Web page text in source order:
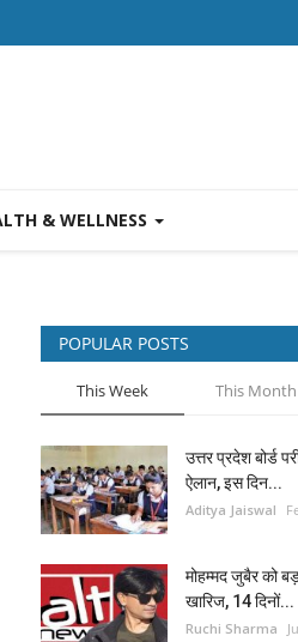
& WELLNESS
POPULAR POSTS
This Week This Month
उत्तर प्रदेश बोर्ड
ऐलान, इस दिन...
Aditya Jaiswal
मोहम्मद जुबैर को
खारिज, 14 दिनों...
Ruchi Sharma